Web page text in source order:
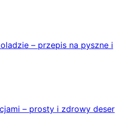
– przepis na pyszne i
– prosty i zdrowy deser